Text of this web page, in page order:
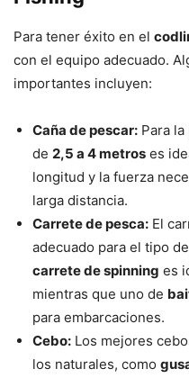
Para tener éxito en el
con el equipo adecuado.
importantes incluyen:
Caña de pescar: Para
de 2,5 a 4 metros es
longitud y la fuerza
larga distancia.
Carrete de pesca: El
adecuado para el tipo
carrete de spinning es
mientras que uno de
para embarcaciones.
Cebo: Los mejores
los naturales, como